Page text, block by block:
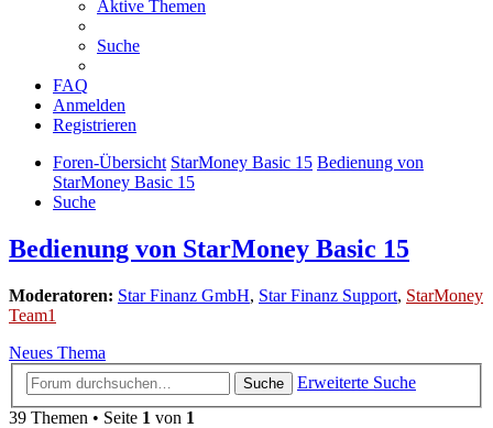
Aktive Themen
Suche
FAQ
Anmelden
Registrieren
Foren-Übersicht StarMoney Basic 15 Bedienung von
StarMoney Basic 15
Suche
Bedienung von StarMoney Basic 15
Moderatoren: Star Finanz GmbH, Star Finanz Support, StarMoney
Team1
Neues Thema
Suche
Erweiterte Suche
39 Themen • Seite 1 von 1